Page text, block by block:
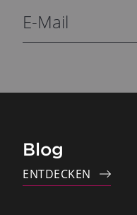
Blog
ENTDECKEN